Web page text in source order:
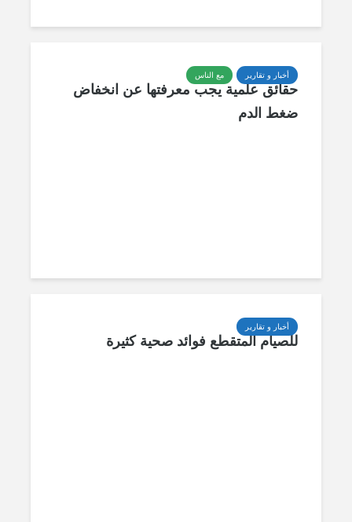
أخبار و تقارير مع الناس
حقائق علمية يجب معرفتها عن انخفاض
ضغط الدم
أخبار و تقارير
للصيام المتقطع فوائد صحية كثيرة